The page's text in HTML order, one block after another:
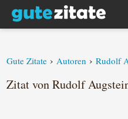
Gute Zitate › Autoren › Rudolf
Zitat von Rudolf